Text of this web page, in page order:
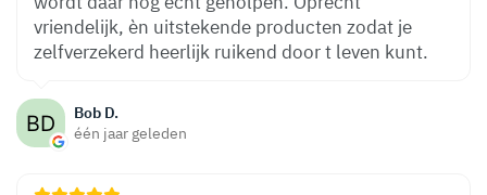
Bob D.
één jaar geleden
vriendelijk, èn uitstekende producten zodat je
zelfverzekerd heerlijk ruikend door t leven kunt.